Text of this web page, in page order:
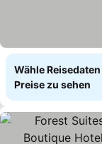
Wähle
Preise zu sehen